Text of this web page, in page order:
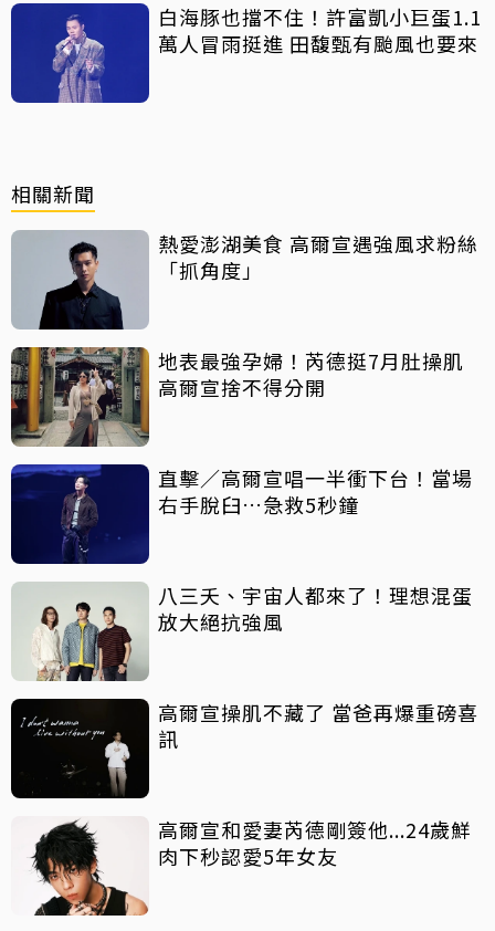
白海豚也擋不住！許富凱小巨蛋1.1
萬人冒雨挺進 田馥甄有颱風也要來
相關新聞
熱愛澎湖美食 高爾宣遇強風求粉絲
「抓角度」
地表最強孕婦！芮德挺7月肚操肌
高爾宣捨不得分開
直擊／高爾宣唱一半衝下台！當場
右手脫臼…急救5秒鐘
八三夭、宇宙人都來了！理想混蛋
放大絕抗強風
高爾宣操肌不藏了 當爸再爆重磅喜
訊
高爾宣和愛妻芮德剛簽他...24歲鮮
肉下秒認愛5年女友